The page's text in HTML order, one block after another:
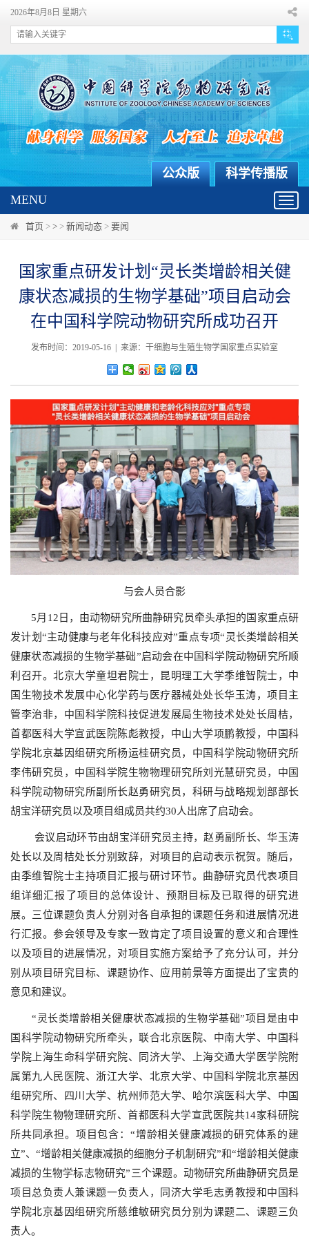
2026年8月8日 星期六
科学传播版
公众版
MENU
首页 > > > 新闻动态 > 要闻
国家重点研发计划“灵长类增龄相关健
康状态减损的生物学基础”项目启动会
在中国科学院动物研究所成功召开
发布时间：2019-05-16 | 来源：干细胞与生殖生物学国家重点实验室
与会人员合影
5月 12 日，由动物研究所曲静研究员牵头承担的国家重点研
发计划“主动健康与老年化科技应对”重点专项“灵长类增龄相关
健康状态减损的生物学基础”启动会在中国科学院动物研究所顺
利召开。北京大学童坦君院士，昆明理工大学季维智院士，中
国生物技术发展中心化学药与医疗器械处处长华玉涛，项目主
管李治非， 中国科学院科技促进发展局生物技术处处长周桔，
首都医科大学宣武医院陈彪教授，中山大学项鹏教授，中国科
学院北京基因组研究所杨运桂研究员，中国科学院动物研究所
李伟研究员，中国科学院生物物理研究所刘光慧研究员，中国
科学院动物研究所副所长赵勇研究员，科研与战略规划部部长
胡宝洋研究员以及项目组成员共约30人出席了启动会。
会议启动环节由胡宝洋研究员主持，赵勇副所长、华玉涛
处长以及周桔处长分别致辞，对项目的启动表示祝贺。随后，
由季维智院士主持项目汇报与研讨环节。曲静研究员代表项目
组详细汇报了项目的总体设计、预期目标及已取得的研究进
展。三位课题负责人分别对各自承担的课题任务和进展情况进
行汇报。参会领导及专家一致肯定了项目设置的意义和合理性
以及项目的进展情况，对项目实施方案给予了充分认可，并分
别从项目研究目标、课题协作、应用前景等方面提出了宝贵的
意见和建议。
“灵长类增龄相关健康状态减损的生物学基础”项目是由中
国科学院动物研究所牵头，联合北京医院、 中南大学、中国科
学院上海生命科学研究院、 同济大学、
上海交通大学医学院附
属第九人民医院、 浙江大学、 北京大学、 中国科学院北京基因
组研究所、 四川大学、 杭州师范大学、 哈尔滨医科大学、 中国
科学院生物物理研究所、首都医科大学宣武医院共14家科研院
所共同承担。项目包含：“增龄相关健康减损的研究体系的建
立”、 “增龄相关健康减损的细胞分子机制研究”和“增龄相关健康
减损的生物学标志物研究”三个课题。动物研究所曲静研究员是
项目总负责人兼课题一负责人 ， 同济大学毛志勇教授和中国科
学院北京基因组研究所慈维敏研究员分别为课题二、课题三负
责人。